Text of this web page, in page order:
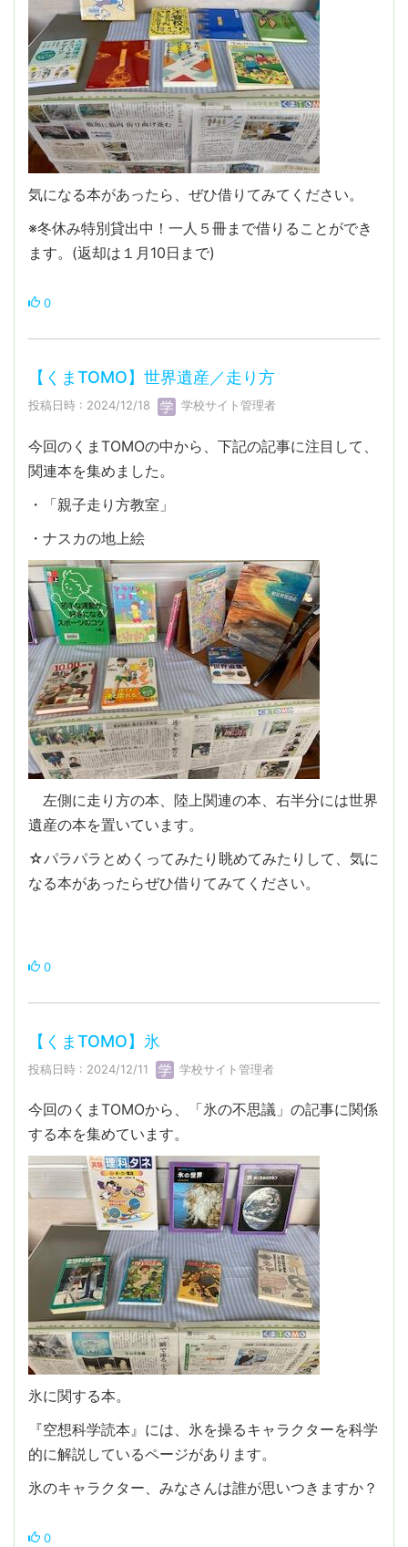
気になる本があったら、ぜひ借りてみてください。
※冬休み特別貸出中！一人５冊まで借りることができ
ます。(返却は１月10日まで)
0
【くまTOMO】世界遺産／走り方
投稿日時 : 2024/12/18 学校サイト管理者
今回のくまTOMOの中から、下記の記事に注目して、
関連本を集めました。
・「親子走り方教室」
・ナスカの地上絵
左側に走り方の本、陸上関連の本、右半分には世界
遺産の本を置いています。
☆パラパラとめくってみたり眺めてみたりして、気に
なる本があったらぜひ借りてみてください。
0
【くまTOMO】氷
投稿日時 : 2024/12/11 学校サイト管理者
今回のくまTOMOから、「氷の不思議」の記事に関係
する本を集めています。
氷に関する本。
『空想科学読本』には、氷を操るキャラクターを科学
的に解説しているページがあります。
氷のキャラクター、みなさんは誰が思いつきますか？
0